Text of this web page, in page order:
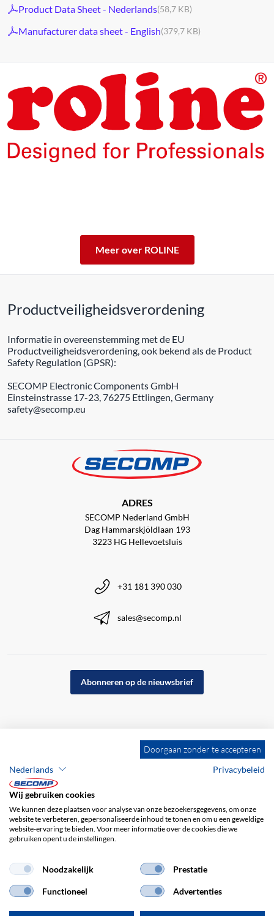
Product Data Sheet - Nederlands(58,7 KB)
Manufacturer data sheet - English(379,7 KB)
Meer over ROLINE
Productveiligheidsverordening
Informatie in overeenstemming met de EU
Productveiligheidsverordening, ook bekend als de Product
Safety Regulation (GPSR):
SECOMP Electronic Components GmbH
Einsteinstrasse 17-23, 76275 Ettlingen, Germany
safety@secomp.eu
ADRES
SECOMP Nederland GmbH
Dag Hammarskjöldlaan 193
3223 HG Hellevoetsluis
+31 181 390 030
sales@secomp.nl
Abonneren op de nieuwsbrief
Bedrijfsgegevens
Privacybeleid
Doorgaan zonder te accepteren
Nederlands
Privacybeleid
Wij gebruiken cookies
We kunnen deze plaatsen voor analyse van onze bezoekersgegevens, om onze
website te verbeteren, gepersonaliseerde inhoud te tonen en om u een geweldige
website-ervaring te bieden. Voor meer informatie over de cookies die we
gebruiken opent u de instellingen.
Noodzakelijk Prestatie
Functioneel Advertenties